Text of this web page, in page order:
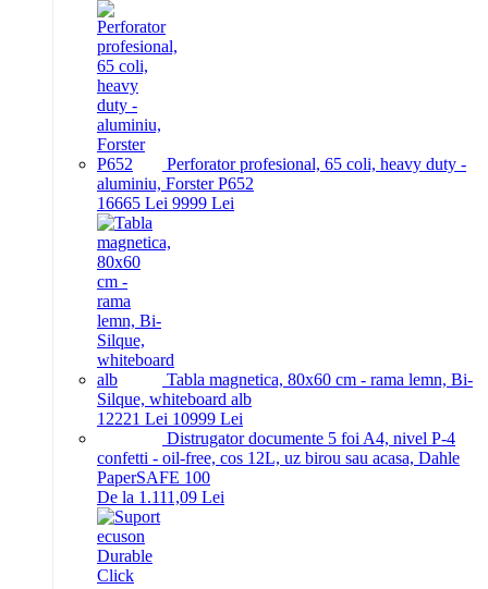
Perforator profesional, 65 coli, heavy duty -
aluminiu, Forster P652
16665 Lei 9999 Lei
Tabla magnetica, 80x60 cm - rama lemn, Bi-
Silque, whiteboard alb
12221 Lei 10999 Lei
Distrugator documente 5 foi A4, nivel P-4
confetti - oil-free, cos 12L, uz birou sau acasa, Dahle
PaperSAFE 100
De la 1.111,09 Lei